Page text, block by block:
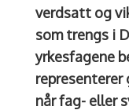
verdsatt og
som trengs i
yrkesfagene
representerer
når fag- eller